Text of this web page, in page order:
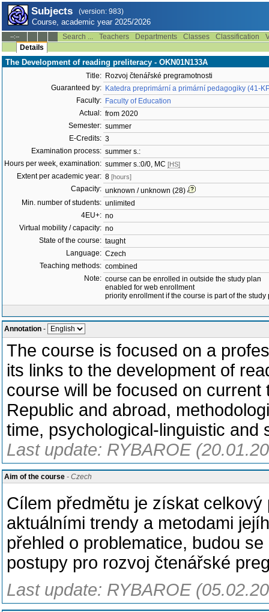
Subjects (version: 983)
Course, academic year 2025/2026
--:-- Search ... Teachers Departments Classes Classification
Details
The Development of reading preliteracy - OKN01N133A
Title: Rozvoj čtenářské pregramotnosti
Guaranteed by: Katedra preprimární a primární pedagogiky (41-
Faculty: Faculty of Education
Actual: from 2020
Semester: summer
E-Credits: 3
Examination process: summer s.:
Hours per week, examination: summer s.:0/0, MC [HS]
Extent per academic year: 8 [hours]
Capacity: unknown / unknown (28)
Min. number of students: unlimited
4EU+: no
Virtual mobility / capacity: no
State of the course: taught
Language: Czech
Teaching methods: combined
Note: course can be enrolled in outside the study plan
enabled for web enrollment
priority enrollment if the course is part of the study
Annotation -
The course is focused on a
its links to the development of
course will be focused on
Republic and abroad,
time, psychological-linguistic and
Last update: RYBAROE
Aim of the course - Czech
Cílem předmětu je získat
aktuálními trendy a metodami
přehled o problematice, budou
postupy pro rozvoj čtenářské
Last update: RYBAROE